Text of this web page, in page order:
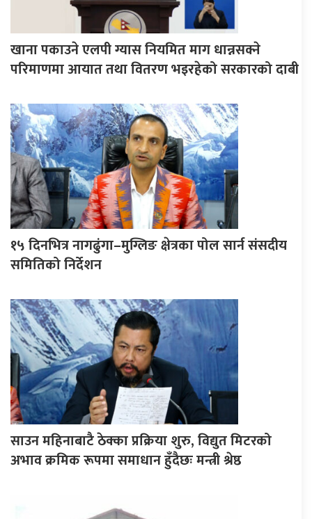
खाना पकाउने एलपी ग्यास नियमित माग धान्नसक्ने
परिमाणमा आयात तथा वितरण भइरहेको सरकारको दाबी
१५ दिनभित्र नागढुंगा–मुग्लिङ क्षेत्रका पोल सार्न संसदीय
समितिको निर्देशन
साउन महिनाबाटै ठेक्का प्रक्रिया शुरु, विद्युत मिटरको
अभाव क्रमिक रूपमा समाधान हुँदैछः मन्त्री श्रेष्ठ